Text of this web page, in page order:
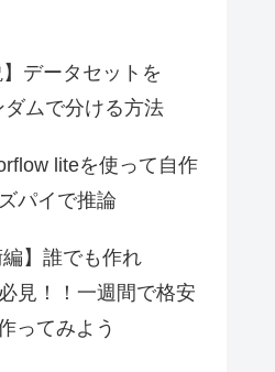
】データセットを
ムで分ける方法
liteを使って自作
パイで推論
編】誰でも作れ
見！！一週間で格安
ってみよう